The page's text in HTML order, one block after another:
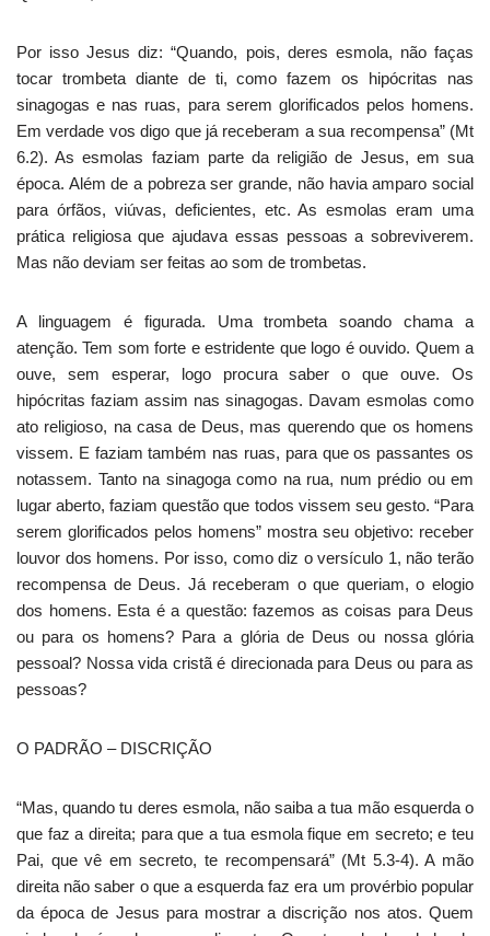
Por isso Jesus diz: “Quando, pois, deres esmola, não faças
tocar trombeta diante de ti, como fazem os hipócritas nas
sinagogas e nas ruas, para serem glorificados pelos homens.
Em verdade vos digo que já receberam a sua recompensa” (Mt
6.2). As esmolas faziam parte da religião de Jesus, em sua
época. Além de a pobreza ser grande, não havia amparo social
para órfãos, viúvas, deficientes, etc. As esmolas eram uma
prática religiosa que ajudava essas pessoas a sobreviverem.
Mas não deviam ser feitas ao som de trombetas.
A linguagem é figurada. Uma trombeta soando chama a
atenção. Tem som forte e estridente que logo é ouvido. Quem a
ouve, sem esperar, logo procura saber o que ouve. Os
hipócritas faziam assim nas sinagogas. Davam esmolas como
ato religioso, na casa de Deus, mas querendo que os homens
vissem. E faziam também nas ruas, para que os passantes os
notassem. Tanto na sinagoga como na rua, num prédio ou em
lugar aberto, faziam questão que todos vissem seu gesto. “Para
serem glorificados pelos homens” mostra seu objetivo: receber
louvor dos homens. Por isso, como diz o versículo 1, não terão
recompensa de Deus. Já receberam o que queriam, o elogio
dos homens. Esta é a questão: fazemos as coisas para Deus
ou para os homens? Para a glória de Deus ou nossa glória
pessoal? Nossa vida cristã é direcionada para Deus ou para as
pessoas?
O PADRÃO – DISCRIÇÃO
“Mas, quando tu deres esmola, não saiba a tua mão esquerda o
que faz a direita; para que a tua esmola fique em secreto; e teu
Pai, que vê em secreto, te recompensará” (Mt 5.3-4). A mão
direita não saber o que a esquerda faz era um provérbio popular
da época de Jesus para mostrar a discrição nos atos. Quem